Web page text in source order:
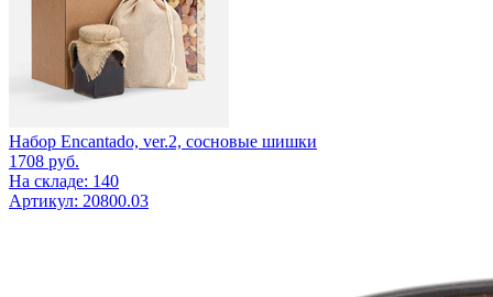
Набор Encantado, ver.2, сосновые шишки
1708 руб.
На складе: 140
Артикул: 20800.03